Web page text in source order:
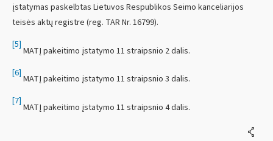
įstatymas paskelbtas Lietuvos Respublikos Seimo kanceliarijos
teisės aktų registre (reg. TAR Nr. 16799).
[5]
MATĮ pakeitimo įstatymo 11 straipsnio 2 dalis.
[6]
MATĮ pakeitimo įstatymo 11 straipsnio 3 dalis.
[7]
MATĮ pakeitimo įstatymo 11 straipsnio 4 dalis.